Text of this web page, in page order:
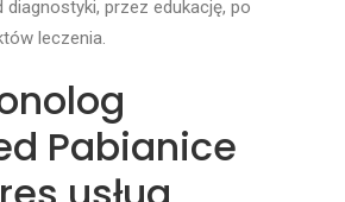
diagnostyki, przez edukację, po
leczenia.
Pabianice